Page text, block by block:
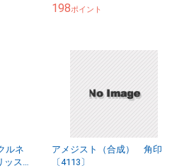
198ポイント
ルネ
アメジスト（合成） 角印
〔4113〕